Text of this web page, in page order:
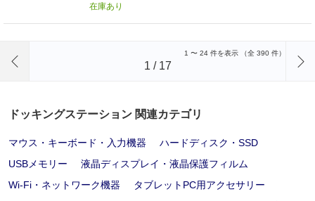
在庫あり
1 〜 24 件を表示 （全 390 件）
1 / 17
ドッキングステーション 関連カテゴリ
マウス・キーボード・入力機器
ハードディスク・SSD
USBメモリー
液晶ディスプレイ・液晶保護フィルム
Wi-Fi・ネットワーク機器
タブレットPC用アクセサリー